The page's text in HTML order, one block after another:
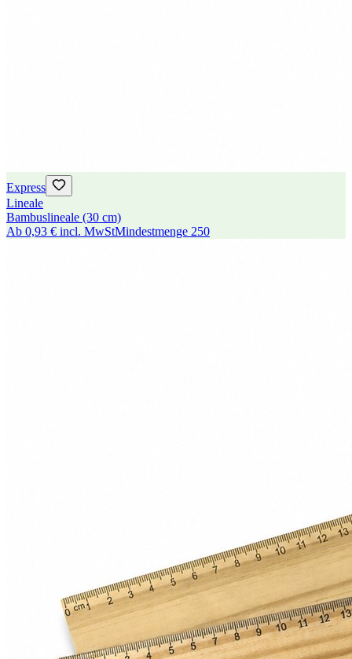
Express
Lineale
Bambuslineale (30 cm)
Ab 0,93 € incl. MwStMindestmenge 250